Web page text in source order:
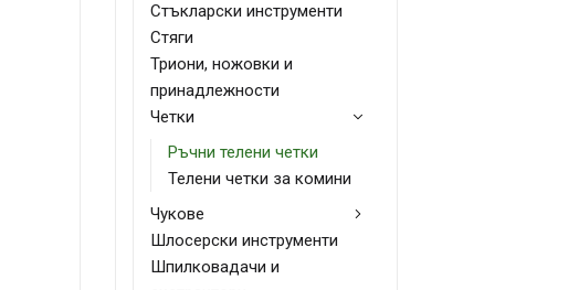
Стъкларски инструменти
Стяги
Триони, ножовки и
принадлежности
Четки
Ръчни телени четки
Телени четки за комини
Чукове
Шлосерски инструменти
Шпилковадачи и